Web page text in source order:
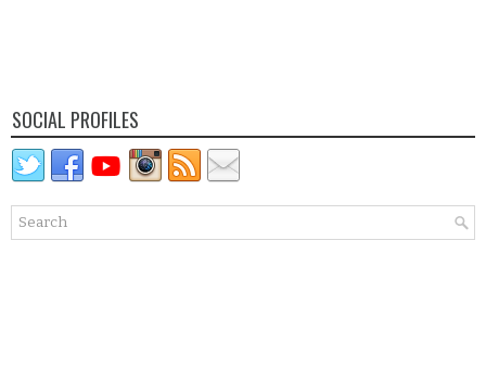
SOCIAL PROFILES